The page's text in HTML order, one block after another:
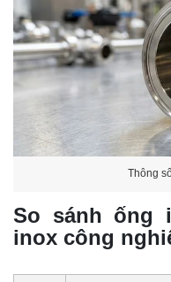
Thông
So sánh ống
inox công